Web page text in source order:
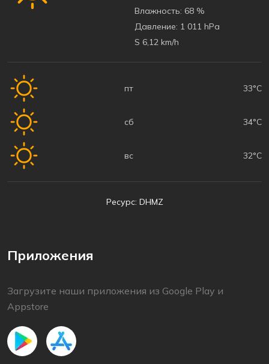
Bлажность: 68 %
Давление: 1 011 hPa
S 6,12 km/h
пт 33°C
сб 34°C
вс 32°C
Ресурс: DHMZ
Приложения
Загрузите наши приложения из Google Play и
Appstore